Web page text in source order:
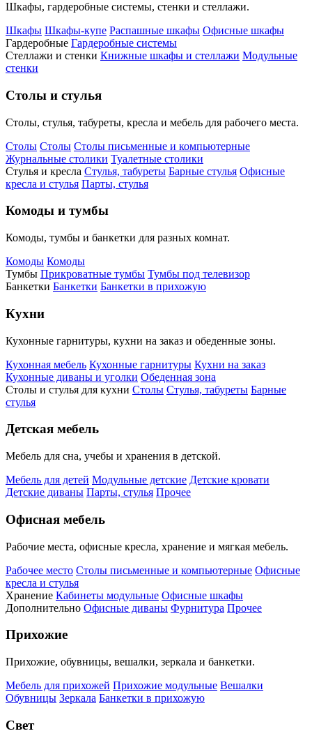
Шкафы, гардеробные системы, стенки и стеллажи.
Шкафы Шкафы-купе Распашные шкафы Офисные шкафы
Гардеробные Гардеробные системы
Стеллажи и стенки Книжные шкафы и стеллажи Модульные
стенки
Столы и стулья
Столы, стулья, табуреты, кресла и мебель для рабочего места.
Столы Столы Столы письменные и компьютерные
Журнальные столики Туалетные столики
Стулья и кресла Стулья, табуреты Барные стулья Офисные
кресла и стулья Парты, стулья
Комоды и тумбы
Комоды, тумбы и банкетки для разных комнат.
Комоды Комоды
Тумбы Прикроватные тумбы Тумбы под телевизор
Банкетки Банкетки Банкетки в прихожую
Кухни
Кухонные гарнитуры, кухни на заказ и обеденные зоны.
Кухонная мебель Кухонные гарнитуры Кухни на заказ
Кухонные диваны и уголки Обеденная зона
Столы и стулья для кухни Столы Стулья, табуреты Барные
стулья
Детская мебель
Мебель для сна, учебы и хранения в детской.
Мебель для детей Модульные детские Детские кровати
Детские диваны Парты, стулья Прочее
Офисная мебель
Рабочие места, офисные кресла, хранение и мягкая мебель.
Рабочее место Столы письменные и компьютерные Офисные
кресла и стулья
Хранение Кабинеты модульные Офисные шкафы
Дополнительно Офисные диваны Фурнитура Прочее
Прихожие
Прихожие, обувницы, вешалки, зеркала и банкетки.
Мебель для прихожей Прихожие модульные Вешалки
Обувницы Зеркала Банкетки в прихожую
Свет